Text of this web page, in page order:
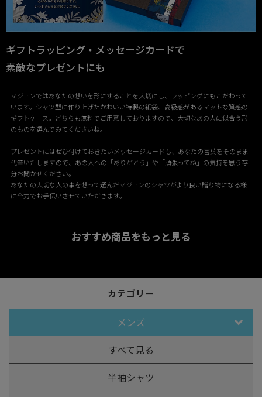
ギフトラッピング・メッセージカードで
素敵なプレゼントにも
マジュンではあなたの想いを形にすることを大切にし、ラッピングにもこだわって
います。シャツ型に作り上げたかわいい特製の紙袋、高級感があるマットな質感の
ギフトケース。どちらも無料でご用意しておりますので、大切なあの人に似合う形
のものを選んでみてくださいね。
プレゼントにはぜひ付けておきたいメッセージカードも、あなたの言葉をそのまま
代筆いたしますので、あの人への「ありがとう」や「頑張ってね」の気持を思う存
分お聞かせください。
あなたの大切な人の事を想って選んだマジュンのシャツがより良い贈り物になる様
に全力でお手伝いさせていただきます。
おすすめ商品をもっと見る
カテゴリー
メンズ
すべて見る
半袖シャツ